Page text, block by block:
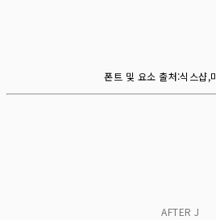
폰트 및 요소 출처:식스샵,
AFTER J